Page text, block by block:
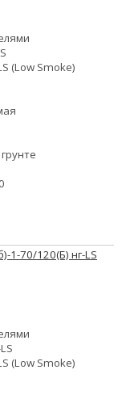
(Low Smoke)
1-70/120(Б) нг-LS
(Low Smoke)